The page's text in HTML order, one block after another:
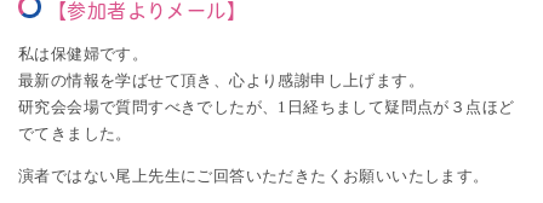
【参加者よりメール】
私は保健婦です。
最新の情報を学ばせて頂き、心より感謝申し上げます。
研究会会場で質問すべきでしたが、1日経ちまして疑問点が３点ほど
でてきました。
演者ではない尾上先生にご回答いただきたくお願いいたします。